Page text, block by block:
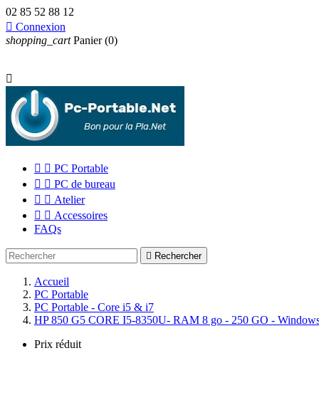
02 85 52 88 12
 Connexion
shopping_cart Panier (0)

  PC Portable
  PC de bureau
  Atelier
  Accessoires
FAQs
 Rechercher
Accueil
PC Portable
PC Portable - Core i5 & i7
HP 850 G5 CORE I5-8350U- RAM 8 go - 250 GO -
Prix réduit